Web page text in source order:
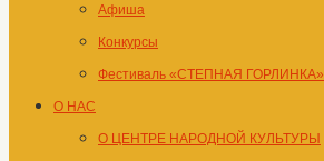
Афиша
Конкурсы
Фестиваль «СТЕПНАЯ ГОРЛИНКА»
О НАС
О ЦЕНТРЕ НАРОДНОЙ КУЛЬТУРЫ